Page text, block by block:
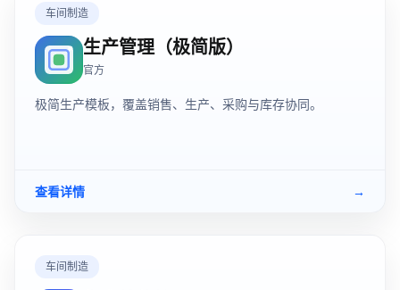
车间制造
生产管理（极简版）
官方
极简生产模板，覆盖销售、生产、采购与库存协同。
查看详情 →
车间制造